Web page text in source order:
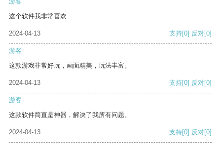
这个软件我非常喜欢
2024-04-13 支持[0] 反对[0]
游客
这款游戏非常好玩，画面精美，玩法丰富。
2024-04-13 支持[0] 反对[0]
游客
这款软件简直是神器，解决了我所有问题。
2024-04-13 支持[0] 反对[0]